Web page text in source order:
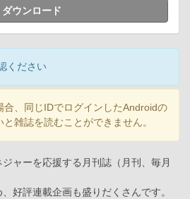
ダウンロード
ください
、同じIDでログインしたAndroidの
雑誌を読むことができません。
ャーを応援する月刊誌（月刊、毎月
好評連載企画も盛りだくさんです。